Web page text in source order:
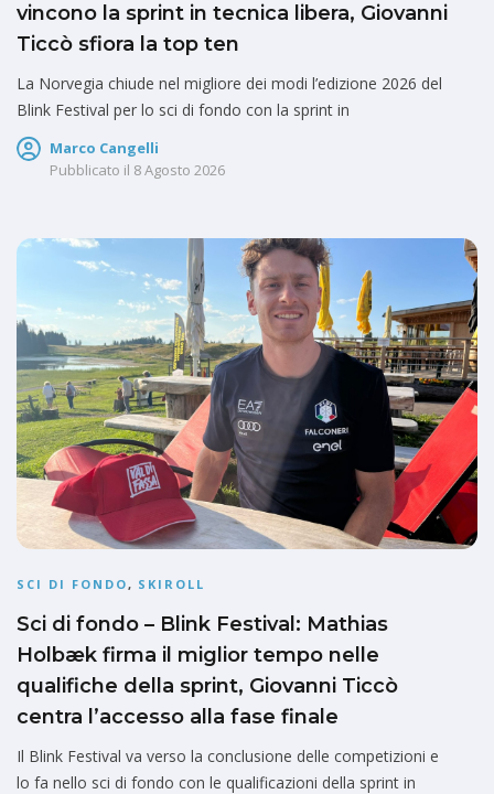
vincono la sprint in tecnica libera, Giovanni
Ticcò sfiora la top ten
La Norvegia chiude nel migliore dei modi l’edizione 2026 del
Blink Festival per lo sci di fondo con la sprint in
Marco Cangelli
Pubblicato il 8 Agosto 2026
SCI DI FONDO, SKIROLL
Sci di fondo – Blink Festival: Mathias
Holbæk firma il miglior tempo nelle
qualifiche della sprint, Giovanni Ticcò
centra l’accesso alla fase finale
Il Blink Festival va verso la conclusione delle competizioni e
lo fa nello sci di fondo con le qualificazioni della sprint in